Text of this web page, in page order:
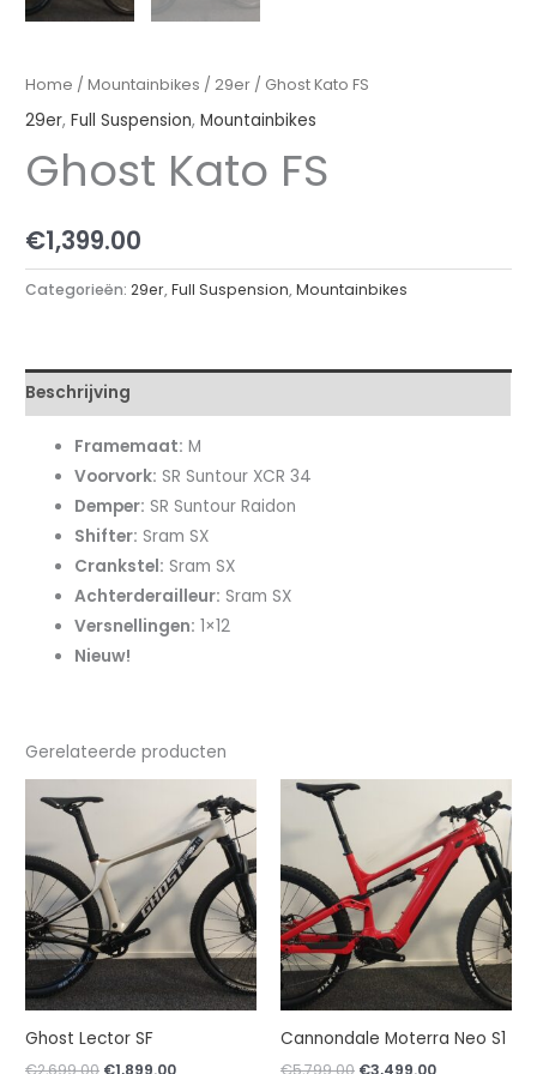
Home /Mountainbikes / 29er / Ghost Kato FS
29er,Full Suspension,Mountainbikes
Ghost Kato FS
€1,399.00
Categorieën:29er,Full Suspension,Mountainbikes
Beschrijving
Framemaat: M
Voorvork: SR Suntour XCR 34
Demper: SR Suntour Raidon
Shifter: Sram SX
Crankstel: Sram SX
Achterderailleur: Sram SX
Versnellingen: 1×12
Nieuw!
Gerelateerde producten
Ghost Lector SF
Oorspronkelijke
Huidige
Cannondale Moterra Neo S1
Oorspronkelijke
Huidige